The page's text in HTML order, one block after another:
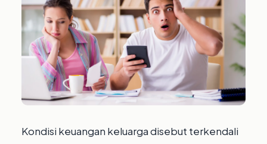
Kondisi keuangan keluarga disebut terkendali